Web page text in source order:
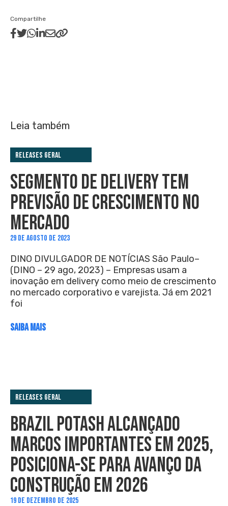
Compartilhe
Leia também
Releases Geral
SEGMENTO DE DELIVERY TEM
PREVISÃO DE CRESCIMENTO NO
MERCADO
29 DE AGOSTO DE 2023
DINO DIVULGADOR DE NOTÍCIAS São Paulo–
(DINO – 29 ago, 2023) – Empresas usam a
inovação em delivery como meio de crescimento
no mercado corporativo e varejista. Já em 2021
foi
SAIBA MAIS
Releases Geral
BRAZIL POTASH ALCANÇADO
MARCOS IMPORTANTES EM 2025,
POSICIONA-SE PARA AVANÇO DA
CONSTRUÇÃO EM 2026
19 DE DEZEMBRO DE 2025